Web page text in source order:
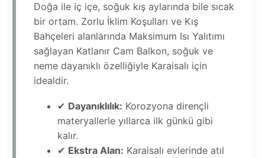
Doğa ile iç içe, soğuk kış aylarında bile sıcak
bir ortam. Zorlu İklim Koşulları ve Kış
Bahçeleri alanlarında Maksimum Isı Yalıtımı
sağlayan Katlanır Cam Balkon, soğuk ve
neme dayanıklı özelliğiyle Karaisalı için
idealdir.
✔ Dayanıklılık: Korozyona dirençli
materyallerle yıllarca ilk günkü gibi
kalır.
✔ Ekstra Alan: Karaisalı evlerinde atıl